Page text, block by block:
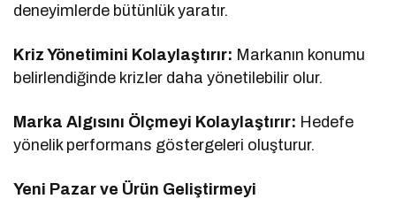
deneyimlerde bütünlük yaratır.
Kriz Yönetimini Kolaylaştırır: Markanın konumu
belirlendiğinde krizler daha yönetilebilir olur.
Marka Algısını Ölçmeyi Kolaylaştırır: Hedefe
yönelik performans göstergeleri oluşturur.
Yeni Pazar ve Ürün Geliştirmeyi